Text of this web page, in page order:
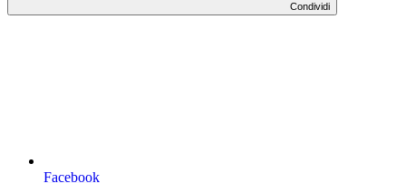
Condividi
Facebook